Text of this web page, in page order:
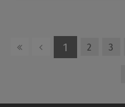
1 2 3